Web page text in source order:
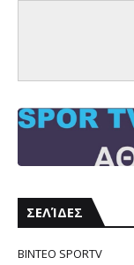
ΣΕΛΊΔΕΣ
ΒΙΝΤΕΟ SPORTV